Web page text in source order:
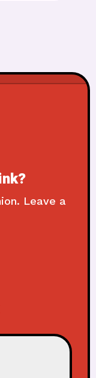
Leave a